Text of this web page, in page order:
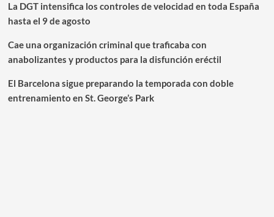
La DGT intensifica los controles de velocidad en toda España
hasta el 9 de agosto
Cae una organización criminal que traficaba con
anabolizantes y productos para la disfunción eréctil
El Barcelona sigue preparando la temporada con doble
entrenamiento en St. George’s Park